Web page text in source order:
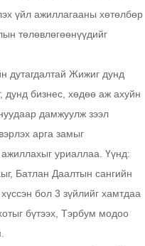
үйл ажиллагааны хөтөлбөр
төлөвлөгөөнүүдийг
дутагдалтай Жижиг дунд
дунд бизнес, хөдөө аж ахуйн
дамжуулж зээл
арга замыг
ажиллахыг уриаллаа. Үүнд:
Батлан Даалтын сангийн
бол 3 зүйлийг хамтдаа
бүтээх, Тэрбум модоо